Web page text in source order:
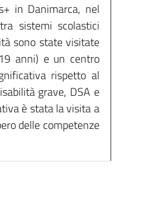
in Danimarca, nel
sistemi scolastici
sono state visitate
anni) e un centro
rispetto al
grave, DSA e
è stata la visita a
delle competenze